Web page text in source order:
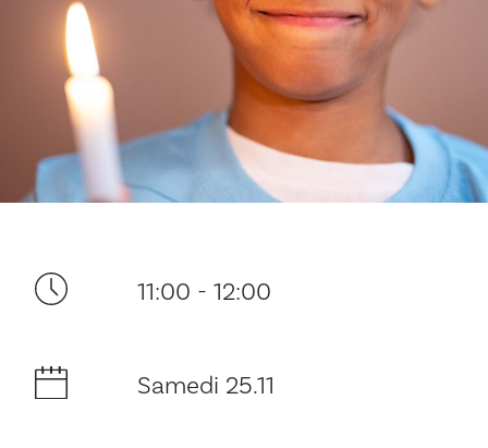
Ditt besøk
Musikk
Historie og arkitektur
11:00 - 12:00
Samedi 25.11